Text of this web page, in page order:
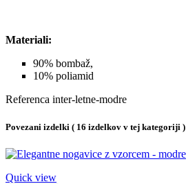
Materiali:
90% bombaž,
10% poliamid
Referenca inter-letne-modre
Povezani izdelki ( 16 izdelkov v tej kategoriji )
Quick view